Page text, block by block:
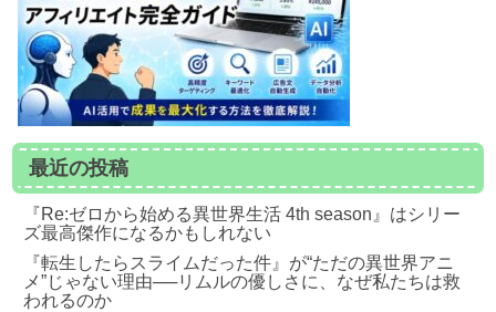
最近の投稿
『Re:ゼロから始める異世界生活 4th season』はシリー
ズ最高傑作になるかもしれない
『転生したらスライムだった件』が“ただの異世界アニ
メ”じゃない理由──リムルの優しさに、なぜ私たちは救
われるのか